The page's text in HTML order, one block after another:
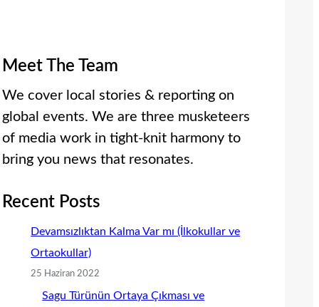
Meet The Team
We cover local stories & reporting on
global events. We are three musketeers
of media work in tight-knit harmony to
bring you news that resonates.
Recent Posts
Devamsızlıktan Kalma Var mı (İlkokullar ve
Ortaokullar)
25 Haziran 2022
Sagu Türünün Ortaya Çıkması ve